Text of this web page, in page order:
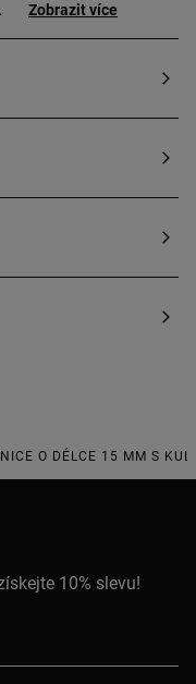
Zobrazit více
O DÉLCE 15 MM S
10% slevu!